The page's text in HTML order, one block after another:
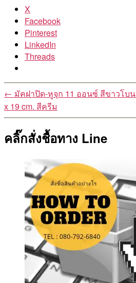
X
Facebook
Pinterest
LinkedIn
Threads
← มัคฝาปิด-หูจุก 11 ออนซ์ สีขาวโบน
x 19 cm. สีครีม
คลิ๊กสั่งชื้อทาง Line